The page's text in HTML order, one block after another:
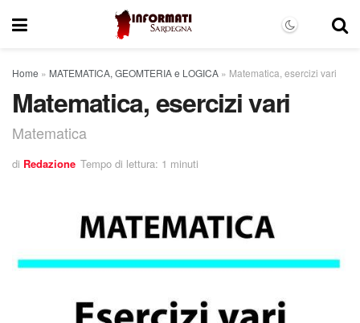
Home » MATEMATICA, GEOMTERIA e LOGICA » Matematica, esercizi vari
Matematica, esercizi vari
Matematica
di Redazione Tempo di lettura: 1 minuti